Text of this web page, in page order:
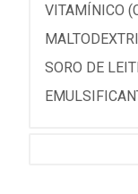
VITAMÍNICO
SORO DE